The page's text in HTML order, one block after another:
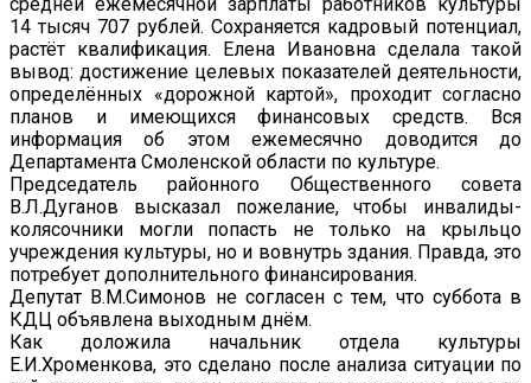
14 тысяч 707 рублей. Сохраняется кадровый потенциал,
растёт квалификация. Елена Ивановна сделала такой
вывод: достижение целевых показателей деятельности,
определённых «дорожной картой», проходит согласно
планов и имеющихся финансовых средств. Вся
информация об этом ежемесячно доводится до
Департамента Смоленской области по культуре.
Председатель районного Общественного совета
В.Л.Дуганов высказал пожелание, чтобы инвалиды-
колясочники могли попасть не только на крыльцо
учреждения культуры, но и вовнутрь здания. Правда, это
потребует дополнительного финансирования.
Депутат В.М.Симонов не согласен с тем, что суббота в
КДЦ объявлена выходным днём.
Как доложила начальник отдела культуры
Е.И.Хроменкова, это сделано после анализа ситуации по